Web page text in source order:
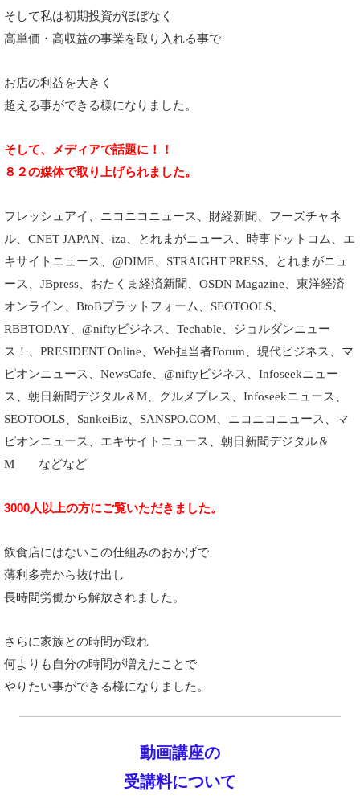
そして私は初期投資がほぼなく
高単価・高収益の事業を取り入れる事で
お店の利益を大きく
超える事ができる様になりました。
そして、メディアで話題に！！
８２の媒体で取り上げられました。
フレッシュアイ、ニコニコニュース、財経新聞、フーズチャネ
ル、CNET JAPAN、iza、とれまがニュース、時事ドットコム、エ
キサイトニュース、@DIME、STRAIGHT PRESS、とれまがニュ
ース、JBpress、おたくま経済新聞、OSDN Magazine、東洋経済
オンライン、BtoBプラットフォーム、SEOTOOLS、
RBBTODAY、@niftyビジネス、Techable、ジョルダンニュー
ス！、PRESIDENT Online、Web担当者Forum、現代ビジネス、マ
ピオンニュース、NewsCafe、@niftyビジネス、Infoseekニュー
ス、朝日新聞デジタル＆M、グルメプレス、Infoseekニュース、
SEOTOOLS、SankeiBiz、SANSPO.COM、ニコニコニュース、マ
ピオンニュース、エキサイトニュース、朝日新聞デジタル＆
M などなど
3000人以上の方にご覧いただきました。
飲食店にはないこの仕組みのおかげで
薄利多売から抜け出し
長時間労働から解放されました。
さらに家族との時間が取れ
何よりも自分の時間が増えたことで
やりたい事ができる様になりました。
動画講座の
受講料について